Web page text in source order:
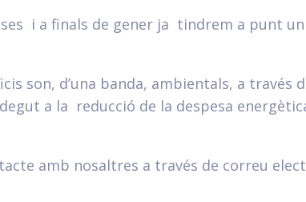
i a finals de gener ja tindrem a punt un
son, d’una banda, ambientals, a través
a la reducció de la despesa
amb nosaltres a través de correu